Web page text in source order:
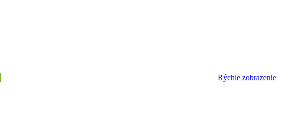
Rýchle zobrazenie